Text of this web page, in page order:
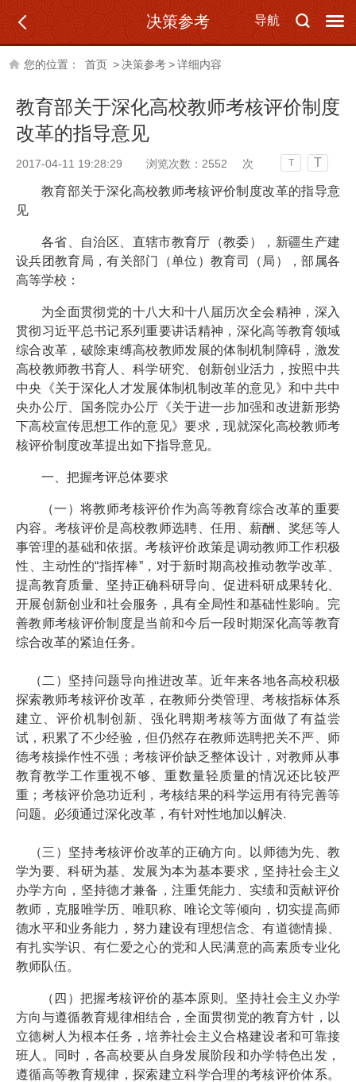
导航
决策参考
您的位置： 首页 > 决策参考>详细内容
教育部关于深化高校教师考核评价制度
改革的指导意见
2017-04-11 19:28:29 浏览次数： 2552 次 T T
教育部关于深化高校教师考核评价制度改革的指导意
见
各省、自治区、直辖市教育厅（教委），新疆生产建
设兵团教育局，有关部门（单位）教育司（局），部属各
高等学校：
为全面贯彻党的十八大和十八届历次全会精神，深入
贯彻习近平总书记系列重要讲话精神，深化高等教育领域
综合改革，破除束缚高校教师发展的体制机制障碍，激发
高校教师教书育人、科学研究、创新创业活力，按照中共
中央《关于深化人才发展体制机制改革的意见》和中共中
央办公厅、国务院办公厅《关于进一步加强和改进新形势
下高校宣传思想工作的意见》要求，现就深化高校教师考
核评价制度改革提出如下指导意见。
一、把握考评总体要求
（一）将教师考核评价作为高等教育综合改革的重要
内容。考核评价是高校教师选聘、任用、薪酬、奖惩等人
事管理的基础和依据。考核评价政策是调动教师工作积极
性、主动性的“指挥棒”，对于新时期高校推动教学改革、
提高教育质量、坚持正确科研导向、促进科研成果转化、
开展创新创业和社会服务，具有全局性和基础性影响。完
善教师考核评价制度是当前和今后一段时期深化高等教育
综合改革的紧迫任务。
（二）坚持问题导向推进改革。近年来各地各高校积极
探索教师考核评价改革，在教师分类管理、考核指标体系
建立、评价机制创新、强化聘期考核等方面做了有益尝
试，积累了不少经验，但仍然存在教师选聘把关不严、师
德考核操作性不强；考核评价缺乏整体设计，对教师从事
教育教学工作重视不够、重数量轻质量的情况还比较严
重；考核评价急功近利，考核结果的科学运用有待完善等
问题。必须通过深化改革，有针对性地加以解决.
（三）坚持考核评价改革的正确方向。以师德为先、教
学为要、科研为基、发展为本为基本要求，坚持社会主义
办学方向，坚持德才兼备，注重凭能力、实绩和贡献评价
教师，克服唯学历、唯职称、唯论文等倾向，切实提高师
德水平和业务能力，努力建设有理想信念、有道德情操、
有扎实学识、有仁爱之心的党和人民满意的高素质专业化
教师队伍。
（四）把握考核评价的基本原则。坚持社会主义办学
方向与遵循教育规律相结合，全面贯彻党的教育方针，以
立德树人为根本任务，培养社会主义合格建设者和可靠接
班人。同时，各高校要从自身发展阶段和办学特色出发，
遵循高等教育规律，探索建立科学合理的考核评价体系。